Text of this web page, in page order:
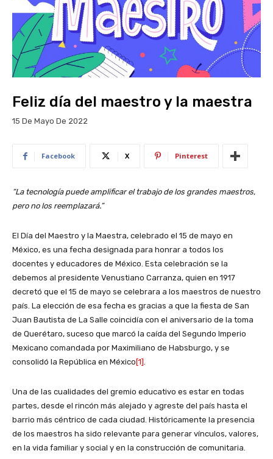
Feliz día del maestro y la maestra
15 De Mayo De 2022
Facebook X Pinterest
“La tecnología puede amplificar el trabajo de los grandes maestros,
pero no los reemplazará.”
El Día del Maestro y la Maestra, celebrado el 15 de mayo en
México, es una fecha designada para honrar a todos los
docentes y educadores de México. Esta celebración se la
debemos al presidente Venustiano Carranza, quien en 1917
decretó que el 15 de mayo se celebrara a los maestros de nuestro
país. La elección de esa fecha es gracias a que la fiesta de San
Juan Bautista de La Salle coincidía con el aniversario de la toma
de Querétaro, suceso que marcó la caída del Segundo Imperio
Mexicano comandada por Maximiliano de Habsburgo, y se
consolidó la República en México[1].
Una de las cualidades del gremio educativo es estar en todas
partes, desde el rincón más alejado y agreste del país hasta el
barrio más céntrico de cada ciudad. Históricamente la presencia
de los maestros ha sido relevante para generar vínculos, valores,
en la vida familiar y social y en la construcción de comunitaria.